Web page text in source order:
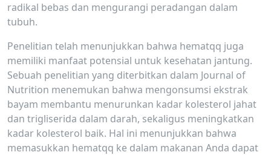
radikal bebas dan mengurangi peradangan dalam
tubuh.
Penelitian telah menunjukkan bahwa hematqq juga
memiliki manfaat potensial untuk kesehatan jantung.
Sebuah penelitian yang diterbitkan dalam Journal of
Nutrition menemukan bahwa mengonsumsi ekstrak
bayam membantu menurunkan kadar kolesterol jahat
dan trigliserida dalam darah, sekaligus meningkatkan
kadar kolesterol baik. Hal ini menunjukkan bahwa
memasukkan hematqq ke dalam makanan Anda dapat